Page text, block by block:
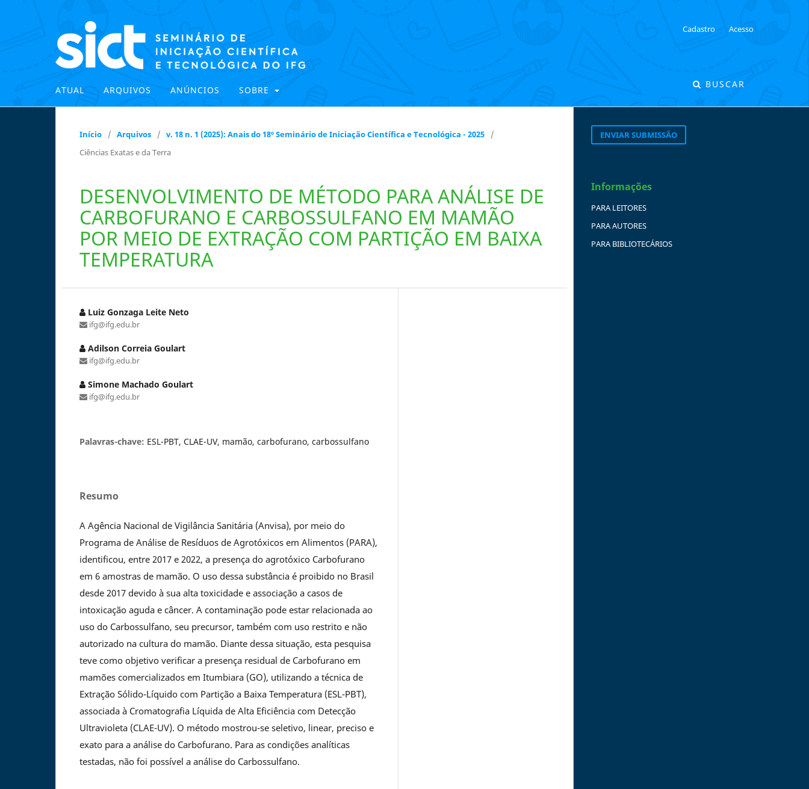
ATUAL ARQUIVOS ANÚNCIOS SOBRE
BUSCAR
Cadastro Acesso
Início / Arquivos / v. 18 n. 1 (2025): Anais do 18º Seminário de Iniciação Científica e Tecnológica - 2025
/
Ciências Exatas e da Terra
DESENVOLVIMENTO DE MÉTODO PARA ANÁLISE DE
CARBOFURANO E CARBOSSULFANO EM MAMÃO
POR MEIO DE EXTRAÇÃO COM PARTIÇÃO EM BAIXA
TEMPERATURA
Luiz Gonzaga Leite Neto
ifg@ifg.edu.br
Adilson Correia Goulart
ifg@ifg.edu.br
Simone Machado Goulart
ifg@ifg.edu.br
Palavras-chave: ESL-PBT, CLAE-UV, mamão, carbofurano, carbossulfano
Resumo
A Agência Nacional de Vigilância Sanitária (Anvisa), por meio do
Programa de Análise de Resíduos de Agrotóxicos em Alimentos (PARA),
identificou, entre 2017 e 2022, a presença do agrotóxico Carbofurano
em 6 amostras de mamão. O uso dessa substância é proibido no Brasil
desde 2017 devido à sua alta toxicidade e associação a casos de
intoxicação aguda e câncer. A contaminação pode estar relacionada ao
uso do Carbossulfano, seu precursor, também com uso restrito e não
autorizado na cultura do mamão. Diante dessa situação, esta pesquisa
teve como objetivo verificar a presença residual de Carbofurano em
mamões comercializados em Itumbiara (GO), utilizando a técnica de
Extração Sólido-Líquido com Partição a Baixa Temperatura (ESL-PBT),
associada à Cromatografia Líquida de Alta Eficiência com Detecção
Ultravioleta (CLAE-UV). O método mostrou-se seletivo, linear, preciso e
exato para a análise do Carbofurano. Para as condições analíticas
testadas, não foi possível a análise do Carbossulfano.
ENVIAR SUBMISSÃO
Informações
PARA LEITORES
PARA AUTORES
PARA BIBLIOTECÁRIOS